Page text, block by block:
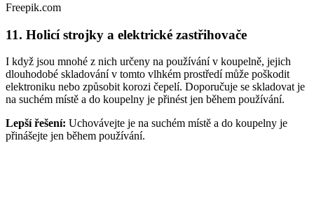
Freepik.com
11. Holicí strojky a elektrické zastřihovače
I když jsou mnohé z nich určeny na používání v koupelně, jejich
dlouhodobé skladování v tomto vlhkém prostředí může poškodit
elektroniku nebo způsobit korozi čepelí. Doporučuje se skladovat je
na suchém místě a do koupelny je přinést jen během používání.
Lepší řešení: Uchovávejte je na suchém místě a do koupelny je
přinášejte jen během používání.